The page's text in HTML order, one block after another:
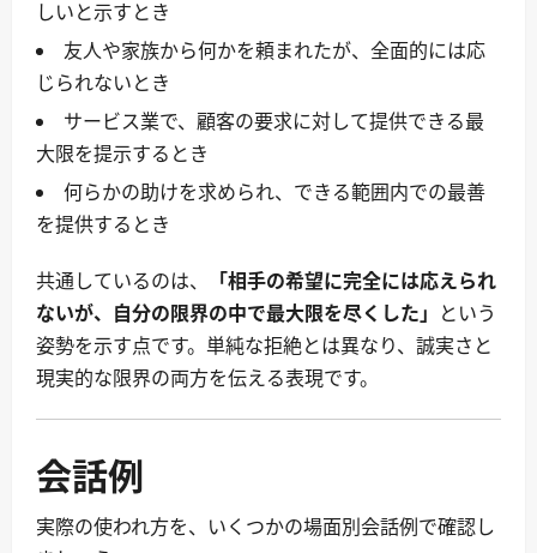
しいと示すとき
友人や家族から何かを頼まれたが、全面的には応
じられないとき
サービス業で、顧客の要求に対して提供できる最
大限を提示するとき
何らかの助けを求められ、できる範囲内での最善
を提供するとき
共通しているのは、
「相手の希望に完全には応えられ
ないが、自分の限界の中で最大限を尽くした」 という
姿勢を示す点です。単純な拒絶とは異なり、誠実さと
現実的な限界の両方を伝える表現です。
会話例
実際の使われ方を、いくつかの場面別会話例で確認し